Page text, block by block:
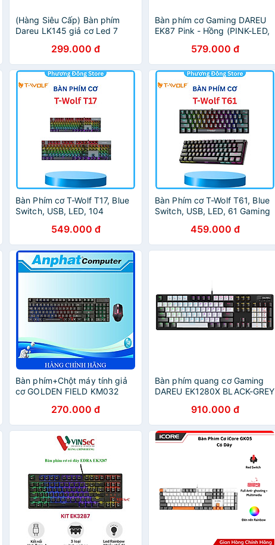
(Hàng Siêu Cấp) Bàn phím
Dareu LK145 giả cơ Led 7
299.000 đ
Bàn phím cơ Gaming DAREU
EK87 Pink - Hồng (PINK-LED,
579.000 đ
Bàn Phím cơ T-Wolf T17, Blue
Switch, USB, LED, 104
549.000 đ
Bàn Phím cơ T-Wolf T61, Blue
Switch, USB, LED, 61 Gaming
459.000 đ
Bàn phím+Chột máy tính giả
cơ GOLDEN FIELD KM032
270.000 đ
Bàn phím quang cơ Gaming
DAREU EK1280X BLACK-GREY
switch, MULTI LED) - Hàng
Chính Hãng
910.000 đ